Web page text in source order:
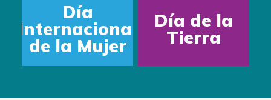
Día
Internacional
de la Mujer
Día de la
Tierra